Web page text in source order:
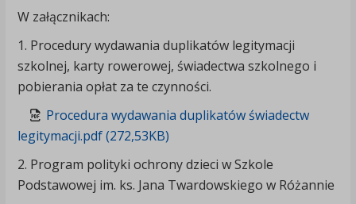
W załącznikach:
1. Procedury wydawania duplikatów legitymacji
szkolnej, karty rowerowej, świadectwa szkolnego i
pobierania opłat za te czynności.
Procedura wydawania duplikatów świadectw
legitymacji.pdf (272,53KB)
2. Program polityki ochrony dzieci w Szkole
Podstawowej im. ks. Jana Twardowskiego w Różannie